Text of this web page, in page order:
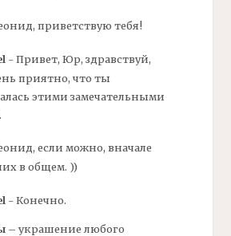
приветствую тебя!
- Привет, Юр, здравствуй,
приятно, что ты
этими замечательными
если можно, вначале
в общем. ))
- Конечно.
– украшение любого